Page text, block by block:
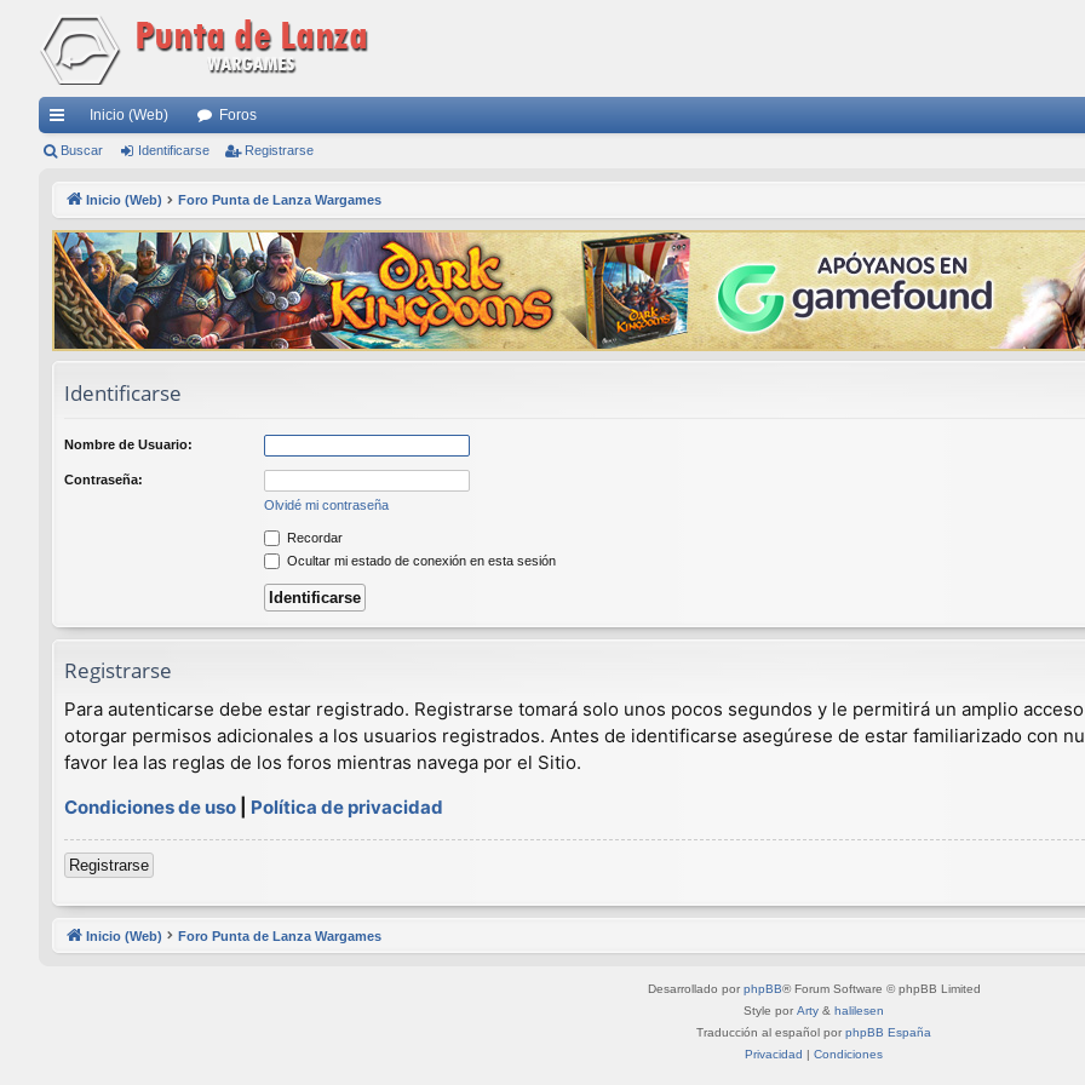
nl
rá
pi
do
Inicio (Web) Foros
Buscar Identificarse Registrarse
Inicio (Web) Foro Punta de Lanza Wargames
Identificarse
Nombre de Usuario:
Contraseña:
Olvidé mi contraseña
Recordar
Ocultar mi estado de conexión en esta sesión
Registrarse
Para autenticarse debe estar registrado. Registrarse tomará solo unos pocos segundos y le permitirá un amplio
otorgar permisos adicionales a los usuarios registrados. Antes de identificarse asegúrese de estar familiarizado con
favor lea las reglas de los foros mientras navega por el Sitio.
Condiciones de uso
Política de privacidad
Registrarse
Inicio (Web) Foro Punta de Lanza Wargames
Desarrollado por phpBB® Forum Software © phpBB Limited
Style por Arty & halilesen
Traducción al español por phpBB España
Privacidad | Condiciones